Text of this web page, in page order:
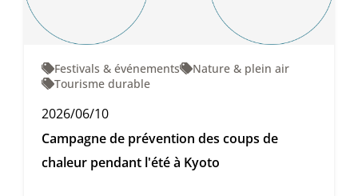
Festivals & événements
Nature & plein air
Tourisme durable
2026/06/10
Campagne de prévention des coups de
chaleur pendant l'été à Kyoto